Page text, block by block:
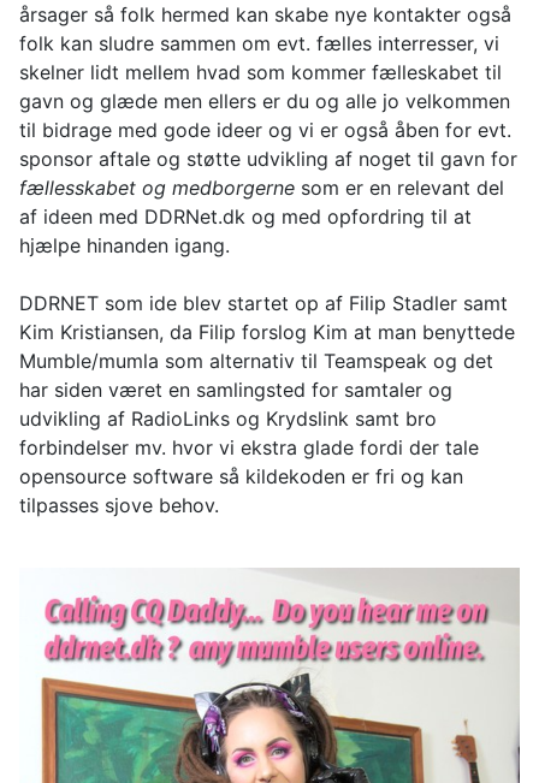
årsager så folk hermed kan skabe nye kontakter også
folk kan sludre sammen om evt. fælles interresser, vi
skelner lidt mellem hvad som kommer fælleskabet til
gavn og glæde men ellers er du og alle jo velkommen
til bidrage med gode ideer og vi er også åben for evt.
sponsor aftale og støtte udvikling af noget til gavn for
fællesskabet og medborgerne som er en relevant del
af ideen med DDRNet.dk og med opfordring til at
hjælpe hinanden igang.
DDRNET som ide blev startet op af Filip Stadler samt
Kim Kristiansen, da Filip forslog Kim at man benyttede
Mumble/mumla som alternativ til Teamspeak og det
har siden været en samlingsted for samtaler og
udvikling af RadioLinks og Krydslink samt bro
forbindelser mv. hvor vi ekstra glade fordi der tale
opensource software så kildekoden er fri og kan
tilpasses sjove behov.